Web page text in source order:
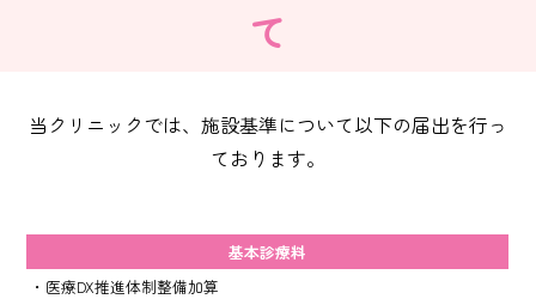
て
当クリニックでは、施設基準について以下の届出を行っ
ております。
基本診療料
・医療DX推進体制整備加算